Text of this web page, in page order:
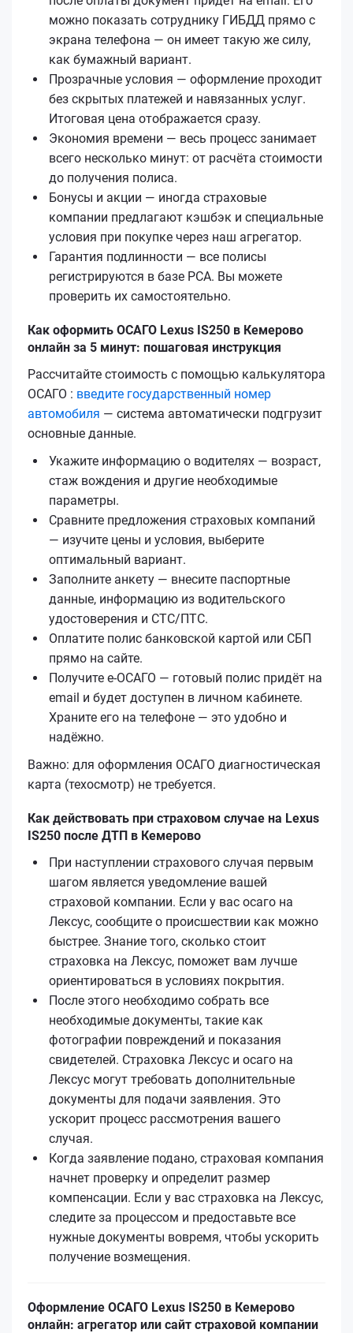
можно показать сотруднику ГИБДД прямо с
экрана телефона — он имеет такую же силу,
как бумажный вариант.
Прозрачные условия — оформление проходит
без скрытых платежей и навязанных услуг.
Итоговая цена отображается сразу.
Экономия времени — весь процесс занимает
всего несколько минут: от расчёта стоимости
до получения полиса.
Бонусы и акции — иногда страховые
компании предлагают кэшбэк и специальные
условия при покупке через наш агрегатор.
Гарантия подлинности — все полисы
регистрируются в базе РСА. Вы можете
проверить их самостоятельно.
Как оформить ОСАГО Lexus IS250 в Кемерово
онлайн за 5 минут: пошаговая инструкция
Рассчитайте стоимость с помощью калькулятора
ОСАГО : введите государственный номер
автомобиля — система автоматически подгрузит
основные данные.
Укажите информацию о водителях — возраст,
стаж вождения и другие необходимые
параметры.
Сравните предложения страховых компаний
— изучите цены и условия, выберите
оптимальный вариант.
Заполните анкету — внесите паспортные
данные, информацию из водительского
удостоверения и СТС/ПТС.
Оплатите полис банковской картой или СБП
прямо на сайте.
Получите е‑ОСАГО — готовый полис придёт на
email и будет доступен в личном кабинете.
Храните его на телефоне — это удобно и
надёжно.
Важно: для оформления ОСАГО диагностическая
карта (техосмотр) не требуется.
Как действовать при страховом случае на Lexus
IS250 после ДТП в Кемерово
При наступлении страхового случая первым
шагом является уведомление вашей
страховой компании. Если у вас осаго на
Лексус, сообщите о происшествии как можно
быстрее. Знание того, сколько стоит
страховка на Лексус, поможет вам лучше
ориентироваться в условиях покрытия.
После этого необходимо собрать все
необходимые документы, такие как
фотографии повреждений и показания
свидетелей. Страховка Лексус и осаго на
Лексус могут требовать дополнительные
документы для подачи заявления. Это
ускорит процесс рассмотрения вашего
случая.
Когда заявление подано, страховая компания
начнет проверку и определит размер
компенсации. Если у вас страховка на Лексус,
следите за процессом и предоставьте все
нужные документы вовремя, чтобы ускорить
получение возмещения.
Оформление ОСАГО Lexus IS250 в Кемерово
онлайн: агрегатор или сайт страховой компании